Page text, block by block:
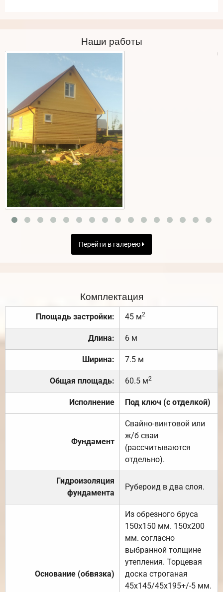
Наши работы
Перейти в галерею
Комплектация
Площадь застройки: 45 м2
Длина: 6 м
Ширина: 7.5 м
Общая площадь: 60.5 м2
Исполнение Под ключ (с отделкой)
Фундамент
Свайно-винтовой или
ж/б сваи
(рассчитываются
отдельно).
Гидроизоляция
фундамента
Рубероид в два слоя.
Основание (обвязка)
Из обрезного бруса
150х150 мм. 150х200
мм. согласно
выбранной толщине
утепления. Торцевая
доска строганая
45х145/45х195+/-5 мм.